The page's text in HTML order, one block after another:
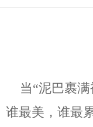
当“泥巴裹满
谁最美，谁最